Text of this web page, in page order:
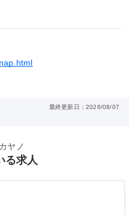
最終更新日：2026/08/07
ヤノ
る求人